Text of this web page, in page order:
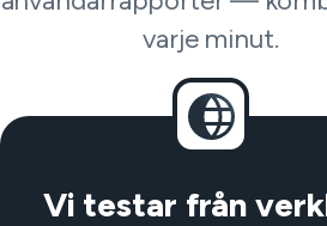
varje minut.
Vi testar från